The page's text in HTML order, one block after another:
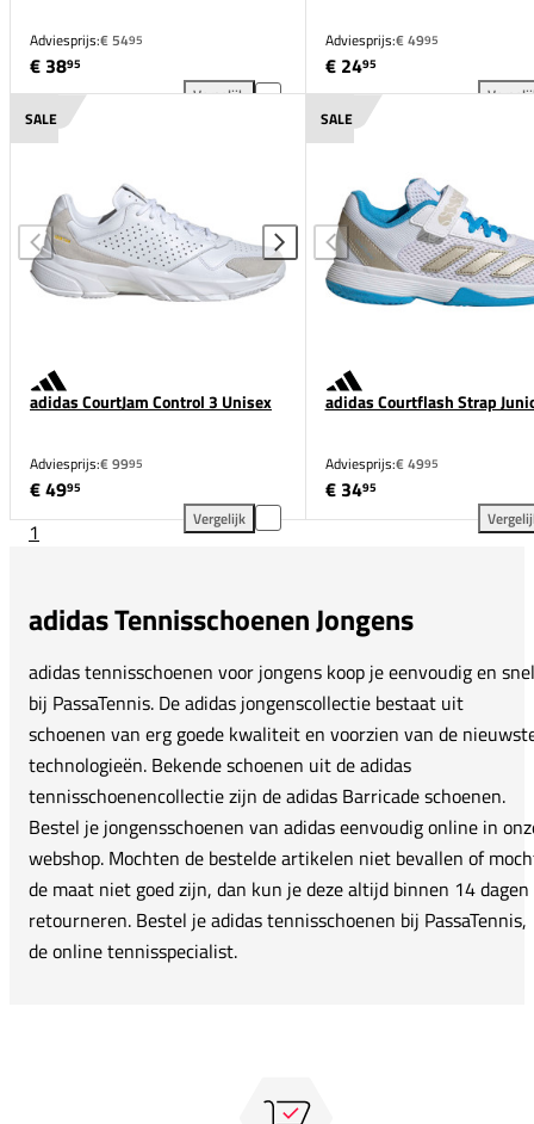
Adviesprijs:€ 5495
€ 3895
Vergelijk
adidas Courtflash Junior toevoegen aan vergelijking
Adviesprijs:€ 4995
€ 2495
SALE
adidas CourtJam Control 3 Unisex
Adviesprijs:€ 9995
€ 4995
Vergelijk
adidas CourtJam Control 3 Unisex toevoegen aan
SALE
adidas Courtflash Strap
Adviesprijs:€ 4995
€ 3495
1
adidas Tennisschoenen Jongens
adidas tennisschoenen voor jongens koop je eenvoudig en snel
bij PassaTennis. De adidas jongenscollectie bestaat uit
schoenen van erg goede kwaliteit en voorzien van de
technologieën. Bekende schoenen uit de adidas
tennisschoenencollectie zijn de adidas Barricade schoenen.
Bestel je jongensschoenen van adidas eenvoudig online in
webshop. Mochten de bestelde artikelen niet bevallen of
de maat niet goed zijn, dan kun je deze altijd binnen 14 dagen
retourneren. Bestel je adidas tennisschoenen bij PassaTennis,
de online tennisspecialist.